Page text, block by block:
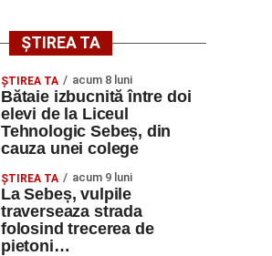
ȘTIREA TA
ŞTIREA TA acum 8 luni
Bătaie izbucnită între doi
elevi de la Liceul
Tehnologic Sebeș, din
cauza unei colege
ŞTIREA TA acum 9 luni
La Sebeș, vulpile
traverseaza strada
folosind trecerea de
pietoni…